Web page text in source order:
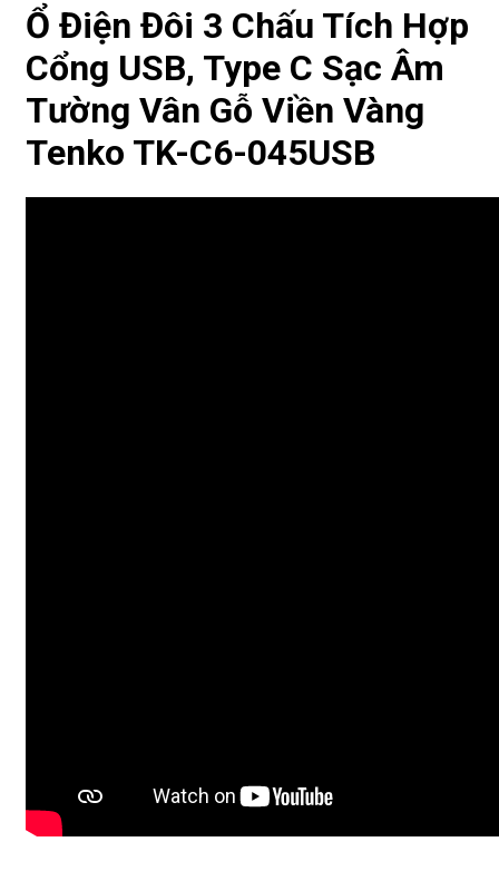
Ổ Điện Đôi 3 Chấu Tích Hợp
Cổng USB, Type C Sạc Âm
Tường Vân Gỗ Viền Vàng
Tenko TK-C6-045USB